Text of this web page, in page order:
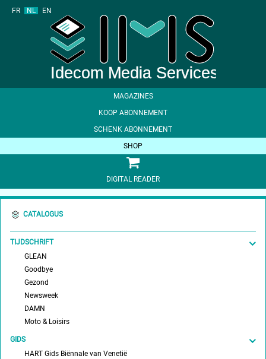
FR NL EN
MAGAZINES
KOOP ABONNEMENT
SCHENK ABONNEMENT
SHOP
DIGITAL READER
CATALOGUS
TIJDSCHRIFT
GLEAN
Goodbye
Gezond
Newsweek
DAMN
Moto & Loisirs
GIDS
HART Gids Biënnale van Venetië